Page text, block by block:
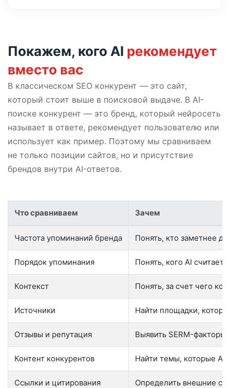
Покажем, кого AI рекомендует
вместо вас
В классическом SEO конкурент — это сайт,
который стоит выше в поисковой выдаче. В AI-
поиске конкурент — это бренд, который нейросеть
называет в ответе, рекомендует пользователю или
использует как пример. Поэтому мы сравниваем
не только позиции сайтов, но и присутствие
брендов внутри AI-ответов.
Что сравниваем Зачем
Частота упоминаний бренда Понять, кто заметнее
Порядок упоминания Понять, кого AI
Контекст Понять, за счет чего
Источники Найти площадки,
Отзывы и репутация Выявить SERM-факторы
Контент конкурентов Найти темы, которые AI
Ссылки и цитирования Определить внешние